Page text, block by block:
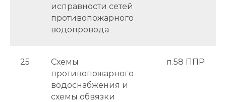
исправности сетей
противопожарного
водопровода
25
Схемы
противопожарного
водоснабжения и
схемы обвязки
п.58 ППР